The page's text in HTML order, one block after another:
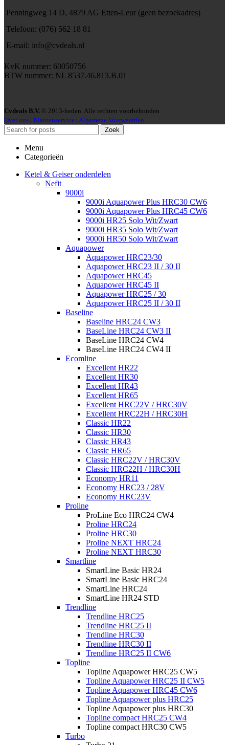
Penningweg 14 D, 4879 AG Etten-Leur (geen bezoekadres)
Telefoon: (076) 562 18 81
E-mail: info@cvdeals.nl
KvK nummer: 60050756
BTW nummer: NL 8537.46.813.B.01
Cvdeals B.V. © 2013-heden. Alle rechten voorbehouden
Over ons | Klantenservice | Algemene Voorwaarden
Zoek
Menu
Categorieën
Ketel & Geiser onderdelen
Nefit
9000i
9000i Aquapower Plus HRC30 CW6
9000i Aquapower Plus HRC45 CW6
9000i HR25 Solo Wit/Zwart
9000i HR35 Solo Wit/Zwart
9000i HR50 Solo Wit/Zwart
Aquapower
Aquapower HRC23/30
Aquapower HRC23 II / 30 II
Aquapower HRC45
Aquapower HRC45 II
Aquapower HRC25 / 30
Aquapower HRC25 II / 30 II
Baseline
Baseline HRC24 CW3
BaseLine HRC24 CW3 II
BaseLine HRC24 CW4
BaseLine HRC24 CW4 II
Ecomline
Excellent HR22
Excellent HR30
Excellent HR43
Excellent HR65
Excellent HRC22V / HRC30V
Excellent HRC22H / HRC30H
Classic HR22
Classic HR30
Classic HR43
Classic HR65
Classic HRC22V / HRC30V
Classic HRC22H / HRC30H
Economy HR11
Economy HRC23 / 28V
Economy HRC23V
Proline
ProLine Eco HRC24 CW4
Proline HRC24
Proline HRC30
Proline NEXT HRC24
Proline NEXT HRC30
Smartline
SmartLine Basic HR24
SmartLine Basic HRC24
SmartLine HRC24
SmartLine HR24 STD
Trendline
Trendline HRC25
Trendline HRC25 II
Trendline HRC30
Trendline HRC30 II
Trendline HRC25 II CW6
Topline
Topline Aquapower HRC25 CW5
Topline Aquapower HRC25 II CW5
Topline Aquapower HRC45 CW6
Topline Aquapower plus HRC25
Topline Aquapower plus HRC30
Topline compact HRC25 CW4
Topline compact HRC30 CW5
Turbo